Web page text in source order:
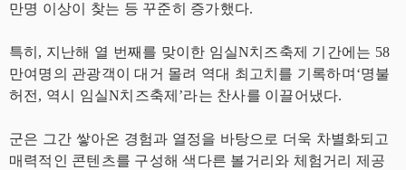
만명 이상이 찾는 등 꾸준히 증가했다.
특히, 지난해 열 번째를 맞이한 임실N치즈축제 기간에는 58
만여명의 관광객이 대거 몰려 역대 최고치를 기록하며‘명불
허전, 역시 임실N치즈축제’라는 찬사를 이끌어냈다.
군은 그간 쌓아온 경험과 열정을 바탕으로 더욱 차별화되고
매력적인 콘텐츠를 구성해 색다른 볼거리와 체험거리 제공